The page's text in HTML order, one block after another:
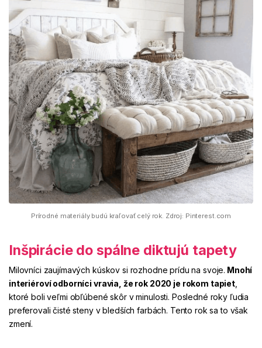
Prírodné materiály budú kraľovať celý rok. Zdroj: Pinterest.com
Inšpirácie do spálne diktujú tapety
Milovníci zaujímavých kúskov si rozhodne prídu na svoje. Mnohí
interiéroví odborníci vravia, že rok 2020 je rokom tapiet,
ktoré boli veľmi obľúbené skôr v minulosti. Posledné roky ľudia
preferovali čisté steny v bledších farbách. Tento rok sa to však
zmení.